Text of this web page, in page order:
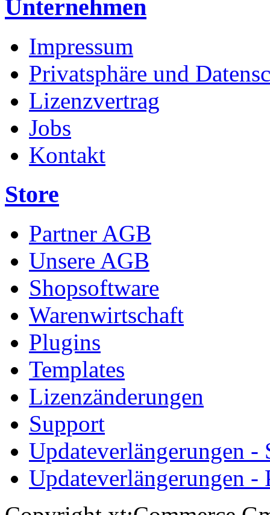
Unternehmen
Impressum
Privatsphäre und
Lizenzvertrag
Jobs
Kontakt
Store
Partner AGB
Unsere AGB
Shopsoftware
Warenwirtschaft
Plugins
Templates
Lizenzänderungen
Support
Updateverlängerungen -
Updateverlängerungen -